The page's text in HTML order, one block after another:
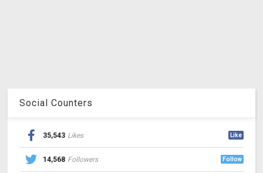
Social Counters
35,543 Likes Like
14,568 Followers Follow